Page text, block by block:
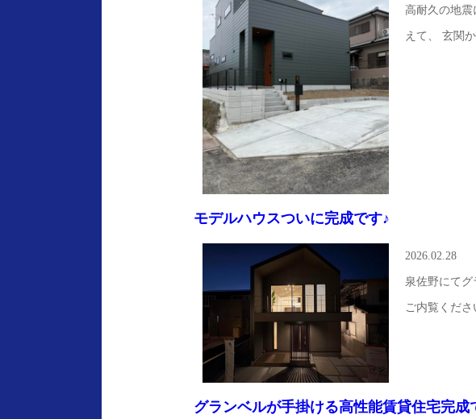
高耐久の地
えて、 玄関
モデルハウスついに完成です♪
2026.02.28
泉佐野にて
ご内覧くださ
グランベルが手掛ける高性能賃貸住宅完成